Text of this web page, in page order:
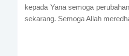
kepada Yana semoga
sekarang. Semoga Allah